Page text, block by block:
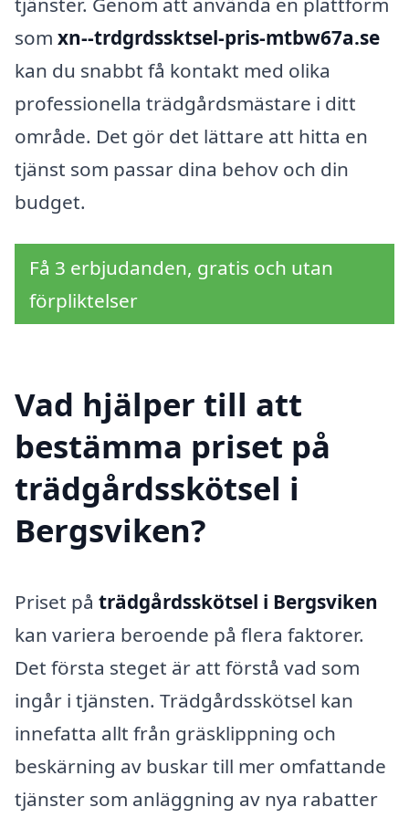
som xn--trdgrdssktsel-pris-mtbw67a.se
kan du snabbt få kontakt med olika
professionella trädgårdsmästare i ditt
område. Det gör det lättare att hitta en
tjänst som passar dina behov och din
budget.
Få 3 erbjudanden, gratis och utan
förpliktelser
Vad hjälper till att
bestämma priset på
trädgårdsskötsel i
Bergsviken?
Priset på trädgårdsskötsel i Bergsviken
kan variera beroende på flera faktorer.
Det första steget är att förstå vad som
ingår i tjänsten. Trädgårdsskötsel kan
innefatta allt från gräsklippning och
beskärning av buskar till mer omfattande
tjänster som anläggning av nya rabatter